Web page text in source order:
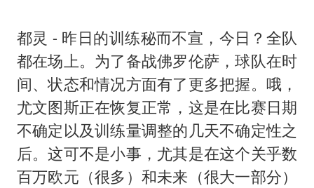
上海鼓励居家办公
5万小车卖不动 微型代步车集体遇冷
白海豚路径图
上海地铁4条线路全线停运
周星驰妈妈现身香港首映礼
湖北启动重大气象灾害三级应急响应
都灵 - 昨日的训练秘而不宣，今日？全队
都在场上。为了备战佛罗伦萨，球队在时
间、状态和情况方面有了更多把握。哦，
尤文图斯正在恢复正常，这是在比赛日期
不确定以及训练量调整的几天不确定性之
后。这可不是小事，尤其是在这个关乎数
百万欧元（很多）和未来（很大一部分）